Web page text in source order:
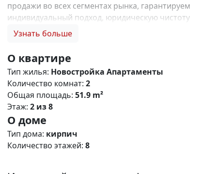
продажи во всех сегментах рынка, гарантируем
индивидуальный подход, юридическую чистоту
объектов и безопасность сделок. Самое ценное для
нас, Вы получаете: 1. 0% комиссии и оформление
ипотеки бесплатно; 2. Покупку недвижимости по
цене застройщика + акции, бонусы, подарки; 3.
Экспертное мнение о каждом застройщике. Ваши
интересы — наш приоритет! 4. Профессиональную
поддержку на всех этапах сделки до получения
ключей; 5. Фейерверк подарков🎁 🎁 🎁! Купи с
нами и выбери свой ПОДАРОК! ЖК Крымский
Квартал – современный жилой кoмплeкс комфорт
Узнать больше
О квартире
Тип жилья: Новостройка Апартаменты
Количество комнат: 2
Общая площадь: 51.9 m²
Этаж: 2 из 8
О доме
Тип дома: кирпич
Количество этажей: 8